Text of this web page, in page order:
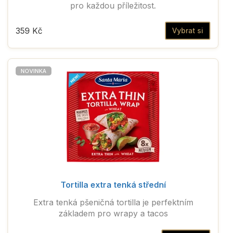
pro každou příležitost.
Vybrat si
359 Kč
NOVINKA
Tortilla extra tenká střední
Extra tenká pšeničná tortilla je perfektním
základem pro wrapy a tacos